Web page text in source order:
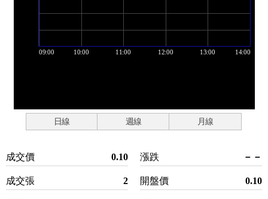
日線 週線 月線
成交價 0.10
成交張 2
漲跌 －－
開盤價 0.10